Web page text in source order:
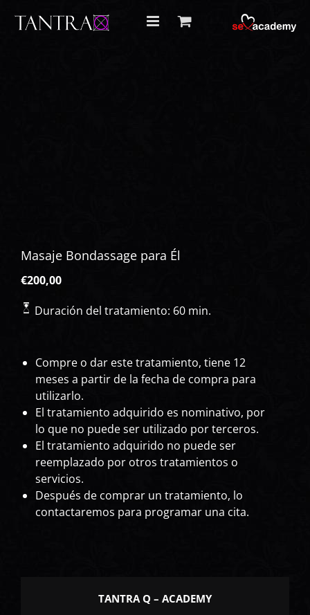
Masaje Bondassage para Él
€200,00
Duración del tratamiento: 60 min.
Compre o dar este tratamiento, tiene 12
meses a partir de la fecha de compra para
utilizarlo.
El tratamiento adquirido es nominativo, por
lo que no puede ser utilizado por terceros.
El tratamiento adquirido no puede ser
reemplazado por otros tratamientos o
servicios.
Después de comprar un tratamiento, lo
contactaremos para programar una cita.
TANTRA Q – ACADEMY